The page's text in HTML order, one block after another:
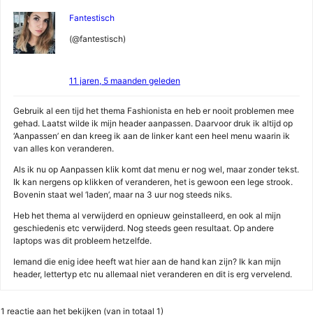
Fantestisch
(@fantestisch)
11 jaren, 5 maanden geleden
Gebruik al een tijd het thema Fashionista en heb er nooit problemen mee
gehad. Laatst wilde ik mijn header aanpassen. Daarvoor druk ik altijd op
‘Aanpassen’ en dan kreeg ik aan de linker kant een heel menu waarin ik
van alles kon veranderen.
Als ik nu op Aanpassen klik komt dat menu er nog wel, maar zonder tekst.
Ik kan nergens op klikken of veranderen, het is gewoon een lege strook.
Bovenin staat wel ‘laden’, maar na 3 uur nog steeds niks.
Heb het thema al verwijderd en opnieuw geinstalleerd, en ook al mijn
geschiedenis etc verwijderd. Nog steeds geen resultaat. Op andere
laptops was dit probleem hetzelfde.
Iemand die enig idee heeft wat hier aan de hand kan zijn? Ik kan mijn
header, lettertyp etc nu allemaal niet veranderen en dit is erg vervelend.
1 reactie aan het bekijken (van in totaal 1)